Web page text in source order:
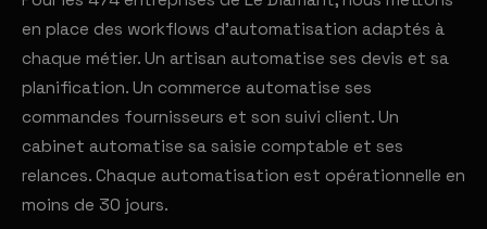
en place des workflows d'automatisation adaptés à
chaque métier. Un artisan automatise ses devis et sa
planification. Un commerce automatise ses
commandes fournisseurs et son suivi client. Un
cabinet automatise sa saisie comptable et ses
relances. Chaque automatisation est opérationnelle en
moins de 30 jours.